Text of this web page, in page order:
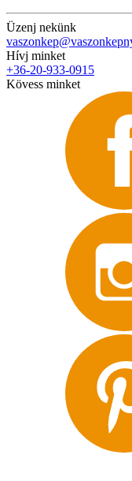
Üzenj nekünk
Hívj minket
+36-20-933-0915
Kövess minket